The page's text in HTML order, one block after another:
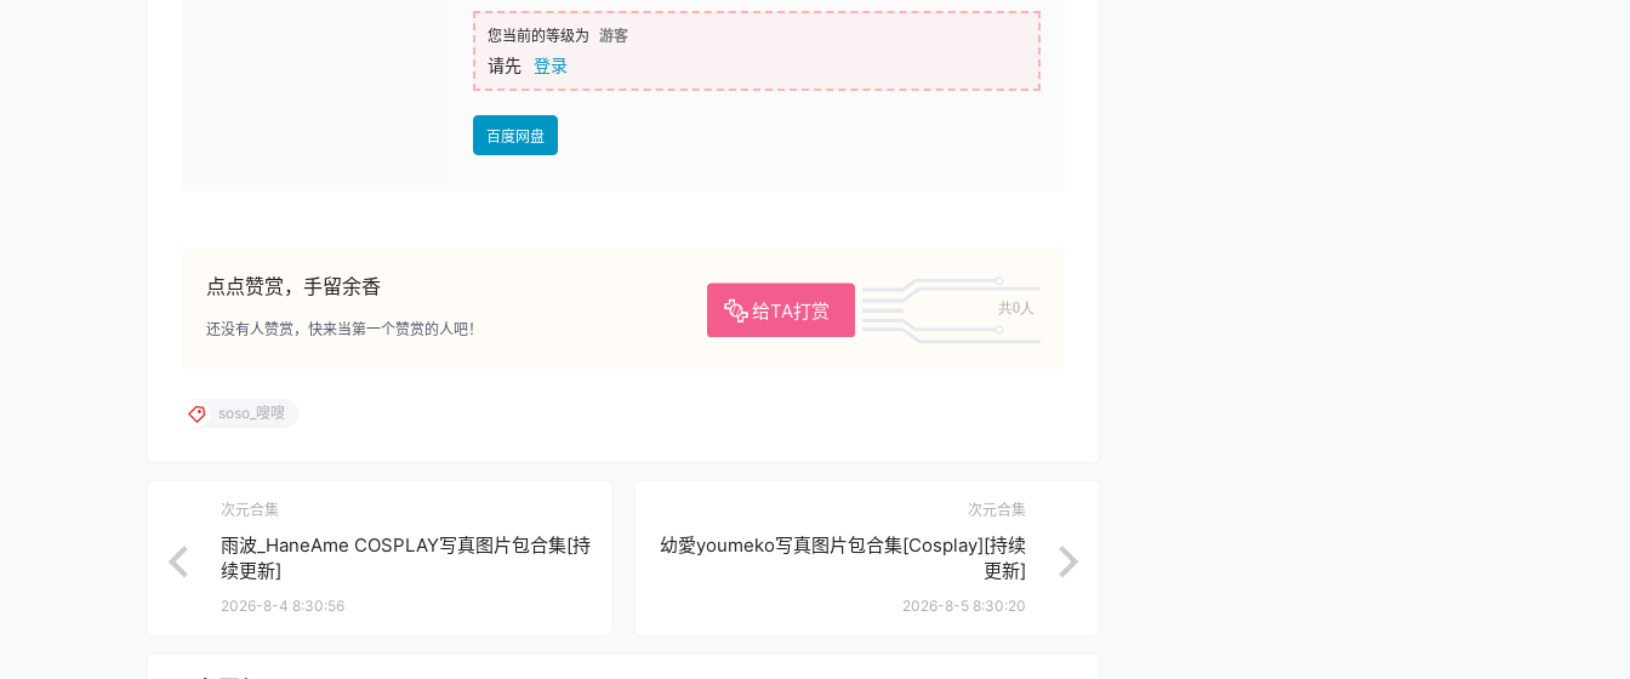
您当前的等级为 游客
请先 登录
百度网盘
点点赞赏，手留余香
给TA打赏 共0人
还没有人赞赏，快来当第一个赞赏的人吧！
soso_嗖嗖
次元合集
雨波_HaneAme COSPLAY写真图片包合集[持
续更新]
2026-8-4 8:30:56
次元合集
幼愛youmeko写真图片包合集[Cosplay][持续
更新]
2026-8-5 8:30:20